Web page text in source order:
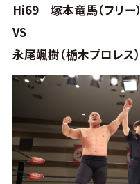
Hi69 塚本竜馬（フリー）
VS
永尾颯樹（栃木プロレス